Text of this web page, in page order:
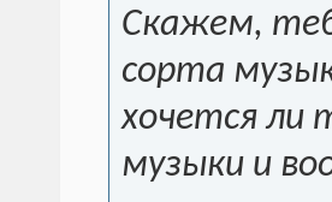
Скажем,
сорта
хочется ли
музыки и